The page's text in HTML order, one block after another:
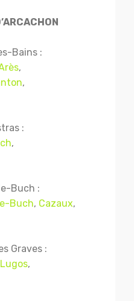
Bains :
,
,
:
,
Buch :
Buch, Cazaux,
Graves :
Lugos,